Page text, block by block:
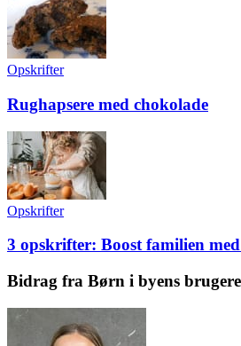
Opskrifter
Rughapsere med chokolade
Opskrifter
3 opskrifter: Boost familien
Bidrag fra Børn i byens brugere